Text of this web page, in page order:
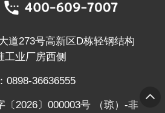
道273号高新区D栋轻钢结构
工业厂房西侧
0898-36636555
〔2026〕000003号 （琼）-非